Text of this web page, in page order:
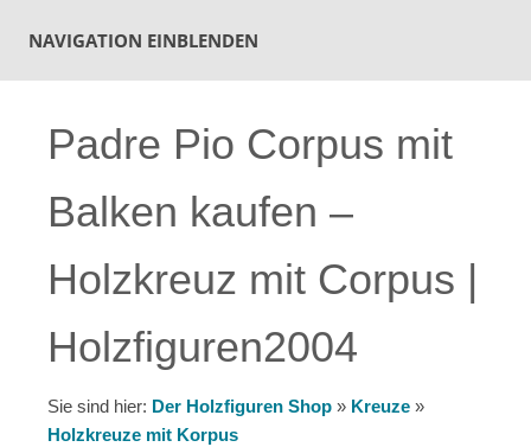
NAVIGATION EINBLENDEN
Padre Pio Corpus mit
Balken kaufen –
Holzkreuz mit Corpus |
Holzfiguren2004
Sie sind hier: Der Holzfiguren Shop » Kreuze »
Holzkreuze mit Korpus